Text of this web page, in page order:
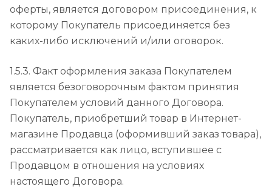
оферты, является договором присоединения, к
которому Покупатель присоединяется без
каких-либо исключений и/или оговорок.
1.5.3. Факт оформления заказа Покупателем
является безоговорочным фактом принятия
Покупателем условий данного Договора.
Покупатель, приобретший товар в Интернет-
магазине Продавца (оформивший заказ товара),
рассматривается как лицо, вступившее с
Продавцом в отношения на условиях
настоящего Договора.